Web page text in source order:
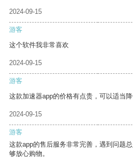
2024-09-15
游客
这个软件我非常喜欢
2024-09-15
游客
这款加速器app的价格有点贵，可以适当
2024-09-15
游客
这款app的售后服务非常完善，遇到问题
够放心购物。